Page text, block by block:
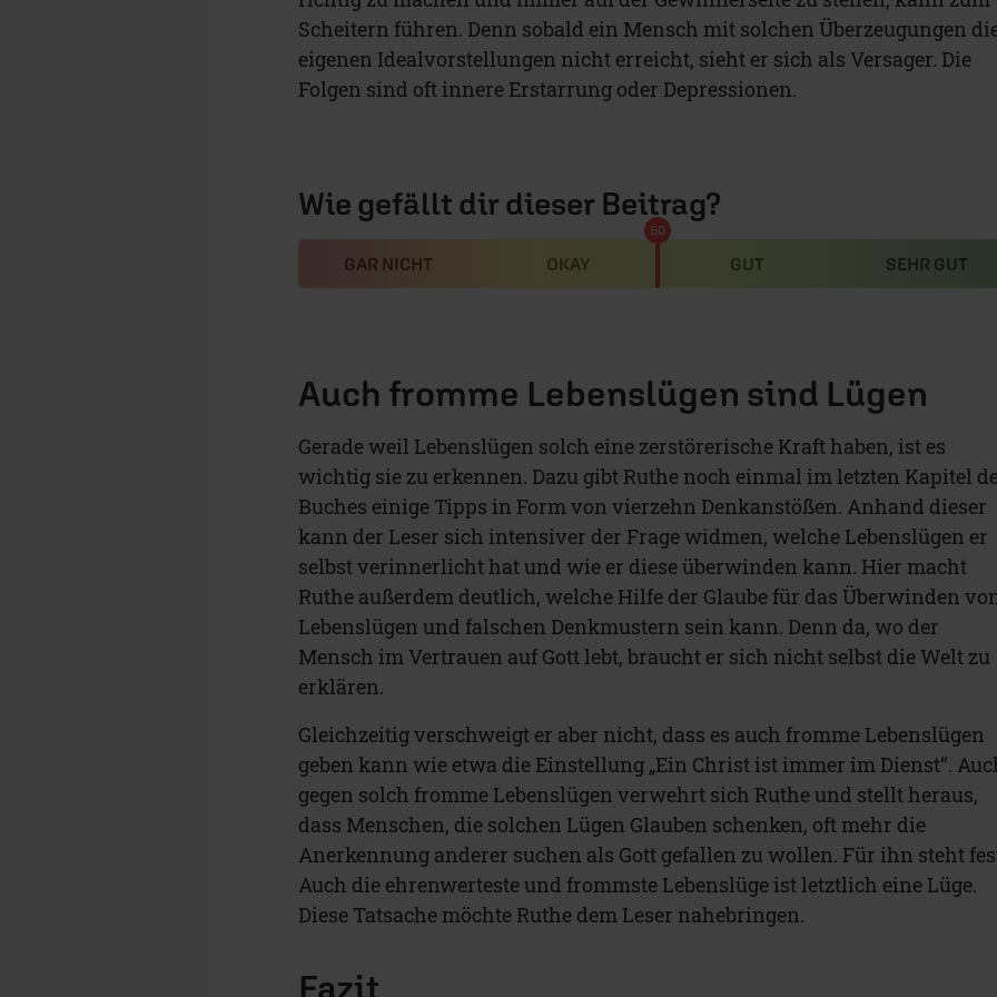
Scheitern führen. Denn sobald ein Mensch mit solchen Überzeugungen
eigenen Idealvorstellungen nicht erreicht, sieht er sich als Versager. Die
Folgen sind oft innere Erstarrung oder Depressionen.
Wie gefällt dir dieser Beitrag?
GAR NICHT OKAY GUT SEHR GUT
50
Auch fromme Lebenslügen sind Lügen
Gerade weil Lebenslügen solch eine zerstörerische Kraft haben, ist es
wichtig sie zu erkennen. Dazu gibt Ruthe noch einmal im letzten Kapitel
Buches einige Tipps in Form von vierzehn Denkanstößen. Anhand dieser
kann der Leser sich intensiver der Frage widmen, welche Lebenslügen er
selbst verinnerlicht hat und wie er diese überwinden kann. Hier macht
Ruthe außerdem deutlich, welche Hilfe der Glaube für das Überwinden
Lebenslügen und falschen Denkmustern sein kann. Denn da, wo der
Mensch im Vertrauen auf Gott lebt, braucht er sich nicht selbst die Welt zu
erklären.
Gleichzeitig verschweigt er aber nicht, dass es auch fromme Lebenslügen
geben kann wie etwa die Einstellung „Ein Christ ist immer im Dienst“.
gegen solch fromme Lebenslügen verwehrt sich Ruthe und stellt heraus,
dass Menschen, die solchen Lügen Glauben schenken, oft mehr die
Anerkennung anderer suchen als Gott gefallen zu wollen. Für ihn steht
Auch die ehrenwerteste und frommste Lebenslüge ist letztlich eine Lüge.
Diese Tatsache möchte Ruthe dem Leser nahebringen.
Fazit